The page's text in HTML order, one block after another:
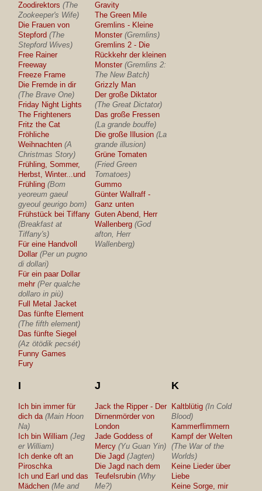
Zoodirektors (The
Zookeeper's Wife)
Die Frauen von
Stepford (The
Stepford Wives)
Free Rainer
Freeway
Freeze Frame
Die Fremde in dir
(The Brave One)
Friday Night Lights
The Frighteners
Fritz the Cat
Fröhliche
Weihnachten (A
Christmas Story)
Frühling, Sommer,
Herbst, Winter...und
Frühling (Bom
yeoreum gaeul
gyeoul geurigo bom)
Frühstück bei Tiffany
(Breakfast at
Tiffany's)
Für eine Handvoll
Dollar (Per un pugno
di dollari)
Für ein paar Dollar
mehr (Per qualche
dollaro in più)
Full Metal Jacket
Das fünfte Element
(The fifth element)
Das fünfte Siegel
(Az ötödik pecsét)
Funny Games
Fury
Gravity
The Green Mile
Gremlins - Kleine
Monster (Gremlins)
Gremlins 2 - Die
Rückkehr der kleinen
Monster (Gremlins 2:
The New Batch)
Grizzly Man
Der große Diktator
(The Great Dictator)
Das große Fressen
(La grande bouffe)
Die große Illusion (La
grande illusion)
Grüne Tomaten
(Fried Green
Tomatoes)
Gummo
Günter Wallraff -
Ganz unten
Guten Abend, Herr
Wallenberg (God
afton, Herr
Wallenberg)
I
Ich bin immer für
dich da (Main Hoon
Na)
Ich bin William (Jeg
er William)
Ich denke oft an
Piroschka
Ich und Earl und das
Mädchen (Me and
J
Jack the Ripper - Der
Dirnenmörder von
London
Jade Goddess of
Mercy (Yu Guan Yin)
Die Jagd (Jagten)
Die Jagd nach dem
Teufelsrubin (Why
Me?)
K
Kaltblütig (In Cold
Blood)
Kammerflimmern
Kampf der Welten
(The War of the
Worlds)
Keine Lieder über
Liebe
Keine Sorge, mir